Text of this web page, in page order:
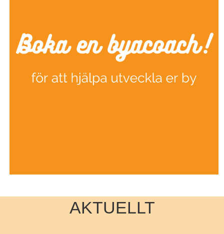
AKTUELLT